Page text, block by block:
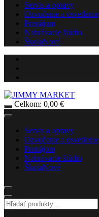
Servis a opravy
Ozvučenie a osvetlenie
Prenájom
Nahrávacie štúdio
ŠkolaNové
Celkom: 0,00 €
Servis a opravy
Ozvučenie a osvetlenie
Prenájom
Nahrávacie štúdio
ŠkolaNové